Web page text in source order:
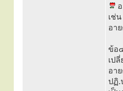
เช่
อา
ข้อ
เป
อา
ปฏิ.